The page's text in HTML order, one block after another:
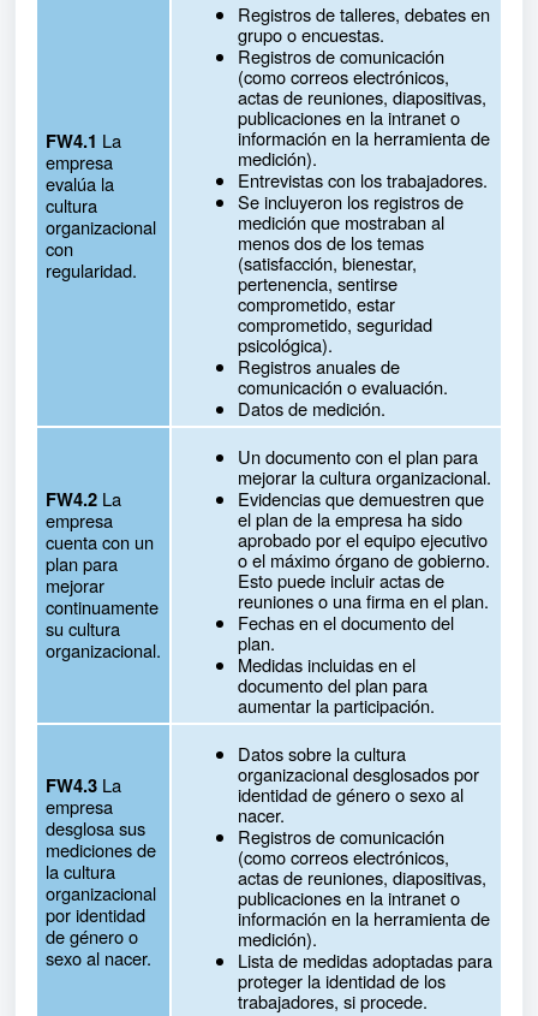
FW4.1 La
empresa
evalúa la
cultura
organizacional
con
regularidad.
Registros de talleres, debates en
grupo o encuestas.
Registros de comunicación
(como correos electrónicos,
actas de reuniones, diapositivas,
publicaciones en la intranet o
información en la herramienta de
medición).
Entrevistas con los trabajadores.
Se incluyeron los registros de
medición que mostraban al
menos dos de los temas
(satisfacción, bienestar,
pertenencia, sentirse
comprometido, estar
comprometido, seguridad
psicológica).
Registros anuales de
comunicación o evaluación.
Datos de medición.
FW4.2 La
empresa
cuenta con un
plan para
mejorar
continuamente
su cultura
organizacional.
Un documento con el plan para
mejorar la cultura organizacional.
Evidencias que demuestren que
el plan de la empresa ha sido
aprobado por el equipo ejecutivo
o el máximo órgano de gobierno.
Esto puede incluir actas de
reuniones o una firma en el plan.
Fechas en el documento del
plan.
Medidas incluidas en el
documento del plan para
aumentar la participación.
FW4.3 La
empresa
desglosa sus
mediciones de
la cultura
organizacional
por identidad
de género o
sexo al nacer.
Datos sobre la cultura
organizacional desglosados por
identidad de género o sexo al
nacer.
Registros de comunicación
(como correos electrónicos,
actas de reuniones, diapositivas,
publicaciones en la intranet o
información en la herramienta de
medición).
Lista de medidas adoptadas para
proteger la identidad de los
trabajadores, si procede.